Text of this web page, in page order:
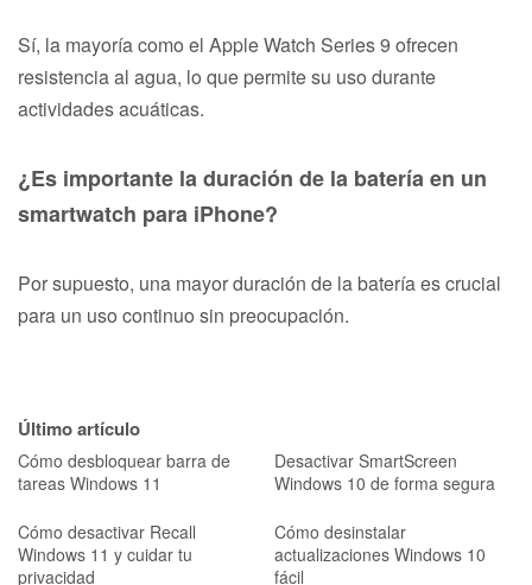
Sí, la mayoría como el Apple Watch Series 9 ofrecen
resistencia al agua, lo que permite su uso durante
actividades acuáticas.
¿Es importante la duración de la batería en un
smartwatch para iPhone?
Por supuesto, una mayor duración de la batería es crucial
para un uso continuo sin preocupación.
Último artículo
Cómo desbloquear barra de
tareas Windows 11
Desactivar SmartScreen
Windows 10 de forma segura
Cómo desactivar Recall
Windows 11 y cuidar tu
privacidad
Cómo desinstalar
actualizaciones Windows 10
fácil